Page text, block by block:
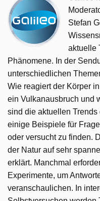
Stefan
aktuelle
Phänomene. In der
unterschiedlichen
Wie reagiert der Körper
ein Vulkanausbruch und
sind die aktuellen
einige Beispiele für
oder versucht zu finden.
der Natur auf sehr
erklärt. Manchmal
Experimente, um
veranschaulichen. In